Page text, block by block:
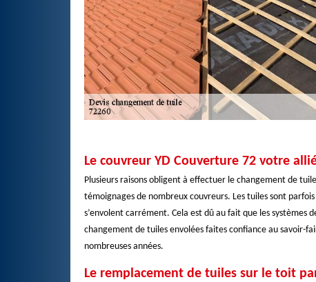
Le couvreur YD Couverture 72 votre
Plusieurs raisons obligent à effectuer le changement de
témoignages de nombreux couvreurs. Les tuiles sont
s’envolent carrément. Cela est dû au fait que les systèmes
changement de tuiles envolées faites confiance au savoir-
nombreuses années.
Le remplacement de tuiles sur le toit